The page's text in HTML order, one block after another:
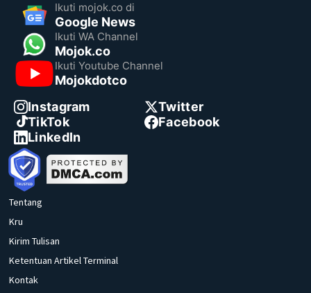
Ikuti mojok.co di
Google News
Ikuti WA Channel
Mojok.co
Ikuti Youtube Channel
Mojokdotco
Instagram
Twitter
TikTok
Facebook
LinkedIn
Tentang
Kru
Kirim Tulisan
Ketentuan Artikel Terminal
Kontak